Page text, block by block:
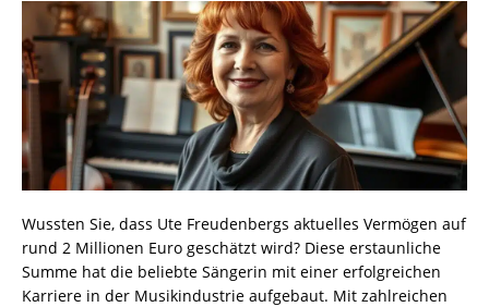
Wussten Sie, dass Ute Freudenbergs aktuelles Vermögen auf
rund 2 Millionen Euro geschätzt wird? Diese erstaunliche
Summe hat die beliebte Sängerin mit einer erfolgreichen
Karriere in der Musikindustrie aufgebaut. Mit zahlreichen